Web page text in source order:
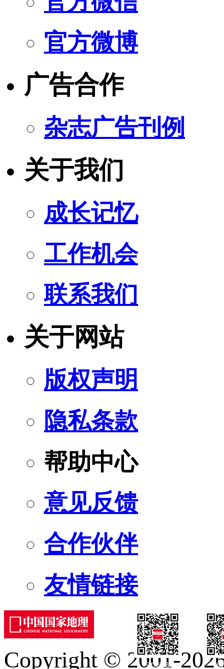
官方微博
广告合作
杂志广告刊例
关于我们
成长记忆
工作机会
联系我们
关于网站
版权声明
隐私条款
帮助中心
意见反馈
合作伙伴
友情链接
订阅号
Copyright © 2001-